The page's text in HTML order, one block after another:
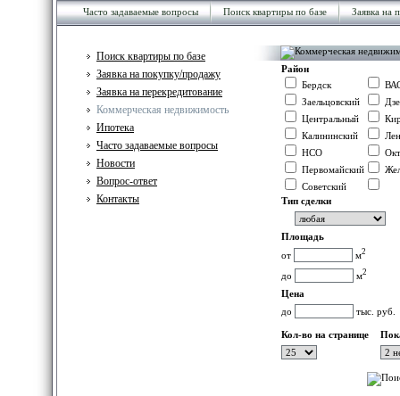
Часто задаваемые вопросы Поиск квартиры по базе Заявка на
Поиск квартиры по базе
Заявка на покупку/продажу
Заявка на перекредитование
Коммерческая недвижимость
Ипотека
Часто задаваемые вопросы
Новости
Вопрос-ответ
Контакты
Район
Бердск
Заельцовский
Центральный
Калининский
НСО
Первомайский
Советский
Тип сделки
Площадь
от
м2
до м2
Цена
до
тыс. руб.
Кол-во на странице